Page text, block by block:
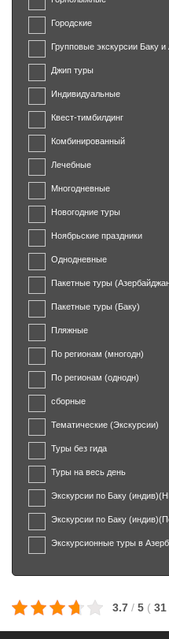
Городские
Групповые экскурсии Баку
Джип туры
Индивидуальные
Квест-тимбилдинг
Комбинированный
Лечебные
Многодневные
Новогодние туры
Ноябрьские праздники
Однодневные
Пакетные туры
Пакетные туры (Баку)
Пляжные
По регионам (многодн)
По регионам (однодн)
сборные
Тематические (Экскурсии)
Туры без гида
Туры на весь день
Экскурсии по Баку
Экскурсии по Баку
Экскурсионные туры в
3.7 / 5 ( 31